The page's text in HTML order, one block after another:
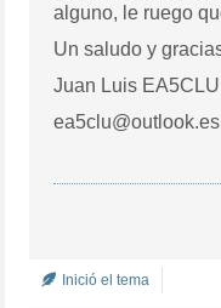
alguno, le ruego
Un saludo y
Juan Luis EA5CLU
ea5clu@outlook.es
Inició el tema